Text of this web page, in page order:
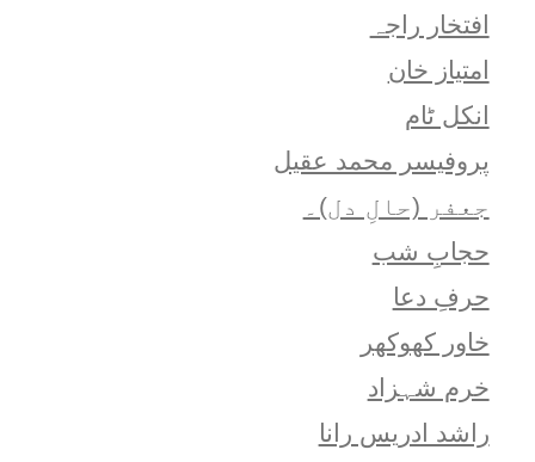
افتخار راجہ
امتياز خان
انکل ٹام
پروفیسر محمد عقیل
جعفر (حالِ دل)۔
حجابِ شب
حرفِ دعا
خاور کھوکھر
خرم شہزاد
راشد ادریس رانا